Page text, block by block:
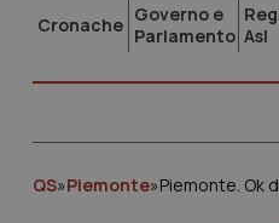
Cronache Governo e
Parlamento Asl
QS»Piemonte»Piemonte. Ok